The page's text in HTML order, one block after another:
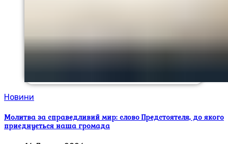
Новини
Молитва за справедливий мир: слово Предстоятеля, до якого
приєднується наша громада